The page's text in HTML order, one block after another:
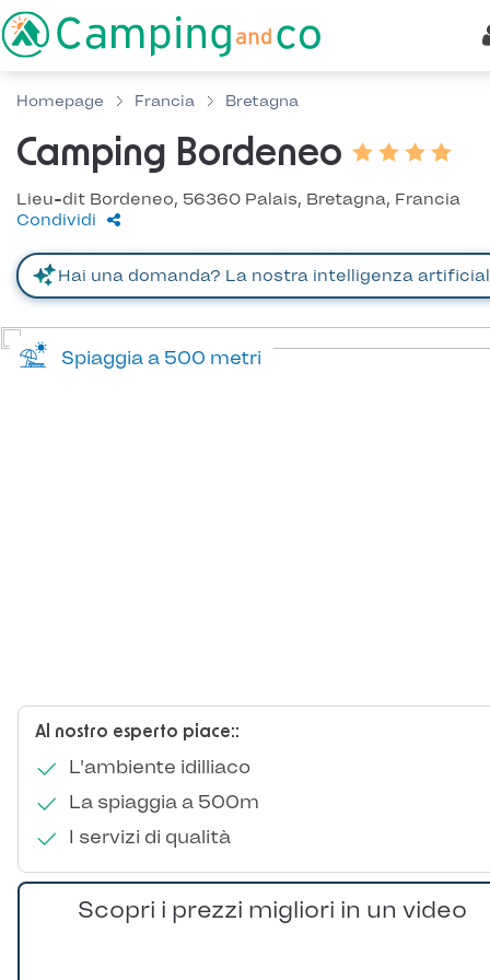
Homepage Francia Bretagna
Camping Bordeneo
Lieu-dit Bordeneo, 56360 Palais, Bretagna, Francia
Condividi
Al nostro esperto piace::
L'ambiente idilliaco
La spiaggia a 500m
I servizi di qualità
Spiaggia a 500 metri
Scopri i prezzi migliori in un video